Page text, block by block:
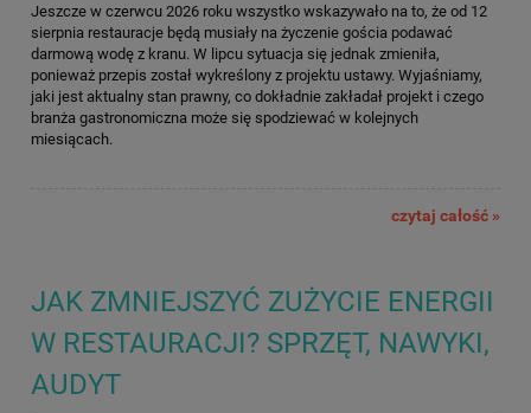
Jeszcze w czerwcu 2026 roku wszystko wskazywało na to, że od 12
sierpnia restauracje będą musiały na życzenie gościa podawać
darmową wodę z kranu. W lipcu sytuacja się jednak zmieniła,
ponieważ przepis został wykreślony z projektu ustawy. Wyjaśniamy,
jaki jest aktualny stan prawny, co dokładnie zakładał projekt i czego
branża gastronomiczna może się spodziewać w kolejnych
miesiącach.
czytaj całość »
JAK ZMNIEJSZYĆ ZUŻYCIE ENERGII
W RESTAURACJI? SPRZĘT, NAWYKI,
AUDYT